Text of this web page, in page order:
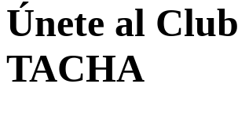
Únete al Club
TACHA